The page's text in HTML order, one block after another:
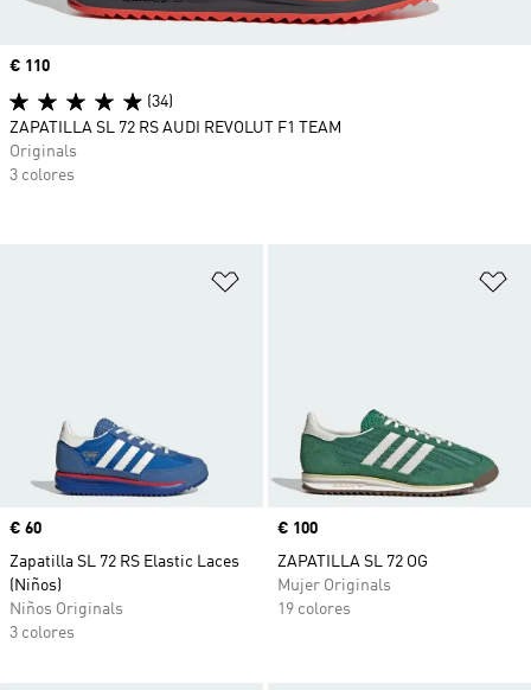
Precio
€ 60
Zapatilla SL 72 RS Elastic Laces
(Niños)
Niños Originals
3 colores
Precio
€ 100
ZAPATILLA SL 72 OG
Mujer Originals
19 colores
Precio
€ 110
(34)
ZAPATILLA SL 72 RS AUDI REVOLUT F1 TEAM
Originals
3 colores